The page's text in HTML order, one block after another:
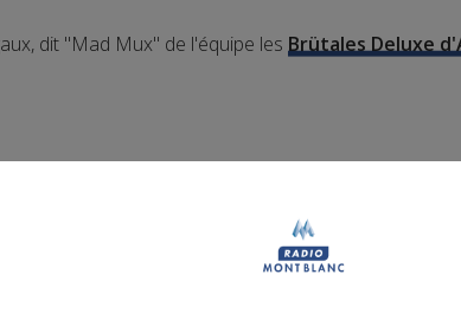
dit "Mad Mux" de l'équipe les Brütales Deluxe
Partager sur Facebook